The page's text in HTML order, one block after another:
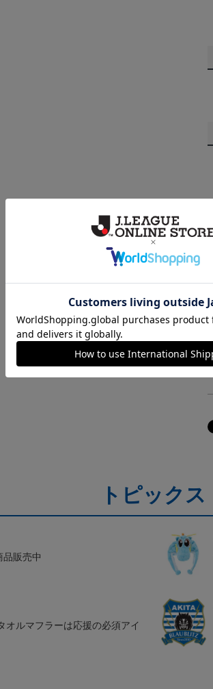
トピックス
品販売中
オルマフラーは応援の必須アイ